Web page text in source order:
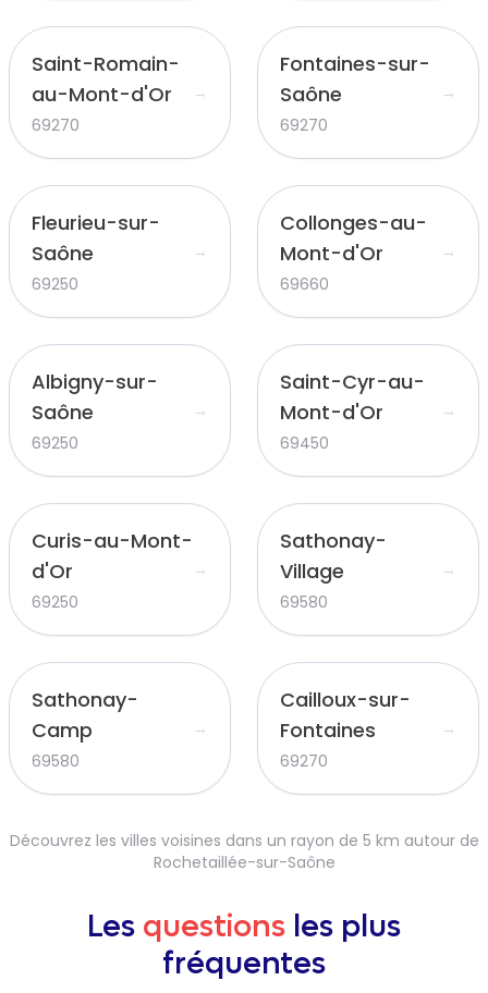
Saint-Romain-
au-Mont-d'Or
69270
→
Fontaines-sur-
Saône
69270
→
Fleurieu-sur-
Saône
69250
→
Collonges-au-
Mont-d'Or
69660
→
Albigny-sur-
Saône
69250
→
Saint-Cyr-au-
Mont-d'Or
69450
→
Curis-au-Mont-
d'Or
69250
→
Sathonay-
Village
69580
→
Sathonay-
Camp
69580
→
Cailloux-sur-
Fontaines
69270
→
Découvrez les villes voisines dans un rayon de 5 km autour de
Rochetaillée-sur-Saône
Les questions les plus
fréquentes